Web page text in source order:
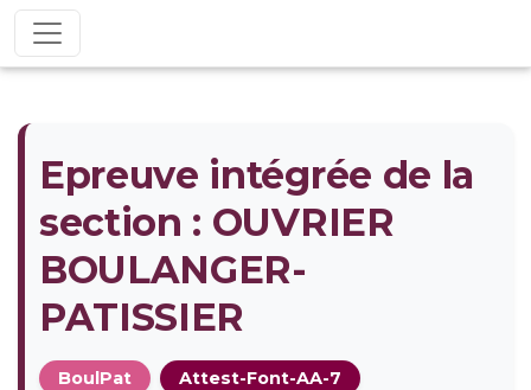
Epreuve intégrée de la
section : OUVRIER
BOULANGER-
PATISSIER
BoulPat Attest-Font-AA-7